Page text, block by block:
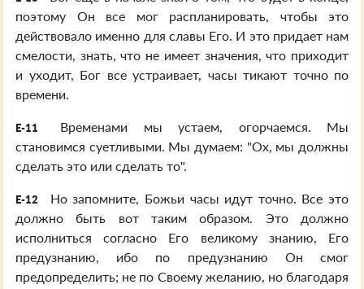
поэтому Он все мог распланировать, чтобы это
действовало именно для славы Его. И это придает нам
смелости, знать, что не имеет значения, что приходит
и уходит, Бог все устраивает, часы тикают точно по
времени.
E-11
Временами мы устаем, огорчаемся. Мы
становимся суетливыми. Мы думаем: "Ох, мы должны
сделать это или сделать то".
E-12
Но запомните, Божьи часы идут точно. Все это
должно быть вот таким образом. Это должно
исполниться согласно Его великому знанию, Его
предузнанию, ибо по предузнанию Он смог
предопределить; не по Своему желанию, но благодаря